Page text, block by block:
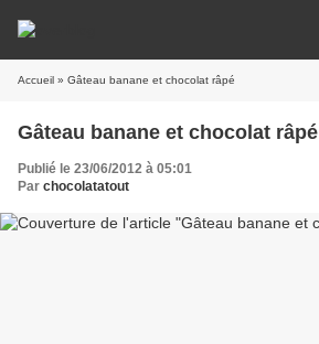
Accueil » Gâteau banane et chocolat râpé
Gâteau banane et chocolat râpé
Publié le 23/06/2012 à 05:01
Par chocolatatout